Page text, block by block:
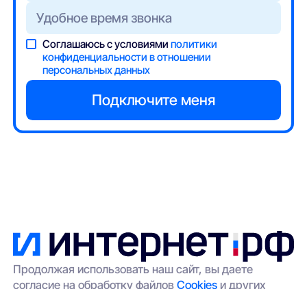
Соглашаюсь с условиямиполитики
конфиденциальности в отношении
персональных данных
Продолжая использовать наш сайт, вы даете
согласие на обработку файловCookies и других